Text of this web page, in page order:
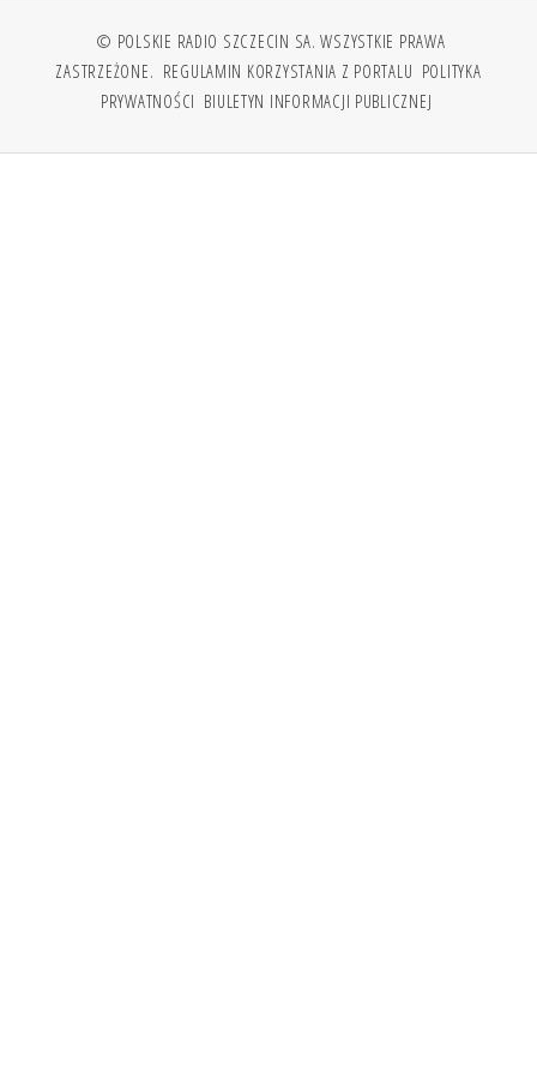
© POLSKIE RADIO SZCZECIN SA. WSZYSTKIE PRAWA
ZASTRZEŻONE. REGULAMIN KORZYSTANIA Z PORTALU POLITYKA
PRYWATNOŚCI BIULETYN INFORMACJI PUBLICZNEJ